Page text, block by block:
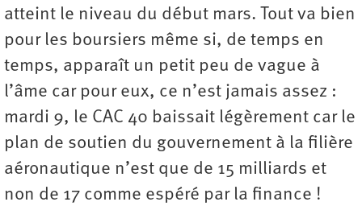
atteint le niveau du début mars. Tout va bien
pour les boursiers même si, de temps en
temps, apparaît un petit peu de vague à
l’âme car pour eux, ce n’est jamais assez :
mardi 9, le CAC 40 baissait légèrement car le
plan de soutien du gouvernement à la filière
aéronautique n’est que de 15 milliards et
non de 17 comme espéré par la finance !